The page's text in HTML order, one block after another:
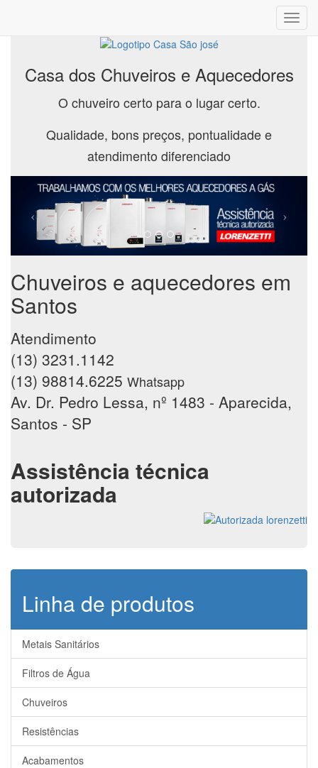
Casa dos Chuveiros e Aquecedores
O chuveiro certo para o lugar certo.
Qualidade, bons preços, pontualidade e
atendimento diferenciado
Chuveiros e aquecedores em
Santos
Atendimento
(13) 3231.1142
(13) 98814.6225 Whatsapp
Av. Dr. Pedro Lessa, nº 1483 - Aparecida,
Santos - SP
Assistência técnica
autorizada
Linha de produtos
Metais Sanitários
Filtros de Água
Chuveiros
Resistências
Acabamentos